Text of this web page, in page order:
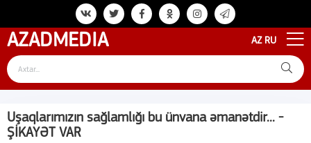
AZADMEDIA AZ RU
Uşaqlarımızın sağlamlığı bu ünvana əmanətdir... -
ŞİKAYƏT VAR